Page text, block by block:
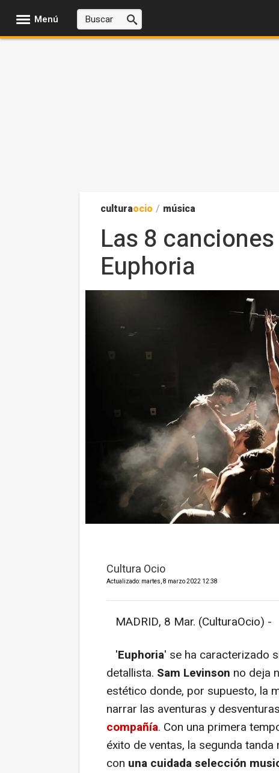
Menú
culturaocio / música
Las 8
Euphoria
Cultura Ocio
Actualizado: martes, 8 marzo 2022 12:38
MADRID, 8 Mar. (CulturaOcio) -
'Euphoria' se ha caracterizado
detallista. Sam Levinson no deja
estético donde, por supuesto, la
narrar las aventuras y
compañía. Con una primera
éxito de ventas, la segunda
con una cuidada selección